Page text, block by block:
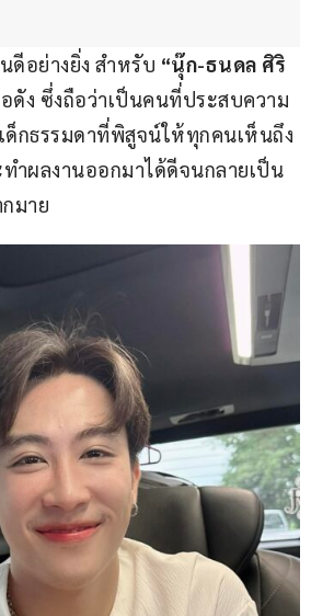
ดีอย่างยิ่ง สำหรับ “นุ๊ก-ธนดล ศิริ
ดัง ซึ่งถือว่าเป็นคนที่ประสบความ
ด็กธรรมดาที่พิสูจน์ให้ทุกคนเห็นถึง
ำผลงานออกมาได้ดีจนกลายเป็น
มาย